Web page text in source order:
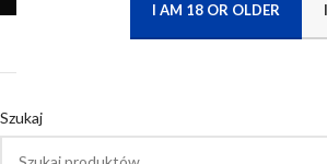
I AM 18 OR OLDER
Szukaj